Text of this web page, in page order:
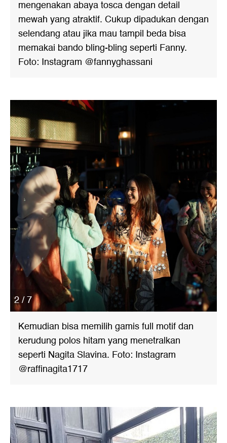
mengenakan abaya tosca dengan detail
mewah yang atraktif. Cukup dipadukan dengan
selendang atau jika mau tampil beda bisa
memakai bando bling-bling seperti Fanny.
Foto: Instagram @fannyghassani
2 / 7
Kemudian bisa memilih gamis full motif dan
kerudung polos hitam yang menetralkan
seperti Nagita Slavina. Foto: Instagram
@raffinagita1717